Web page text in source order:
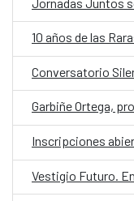
10 años de las
Conversatorio